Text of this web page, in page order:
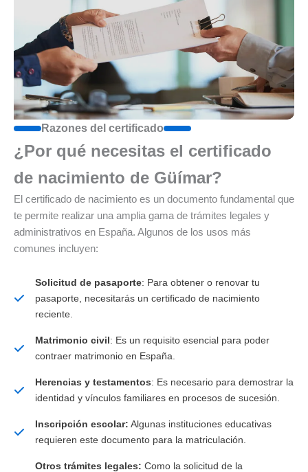
Razones del certificado
¿Por qué necesitas el certificado
de nacimiento de Güímar?
El certificado de nacimiento es un documento fundamental que
te permite realizar una amplia gama de trámites legales y
administrativos en España. Algunos de los usos más
comunes incluyen:
Solicitud de pasaporte: Para obtener o renovar tu
pasaporte, necesitarás un certificado de nacimiento
reciente.
Matrimonio civil: Es un requisito esencial para poder
contraer matrimonio en España.
Herencias y testamentos: Es necesario para demostrar la
identidad y vínculos familiares en procesos de sucesión.
Inscripción escolar: Algunas instituciones educativas
requieren este documento para la matriculación.
Otros trámites legales: Como la solicitud de la